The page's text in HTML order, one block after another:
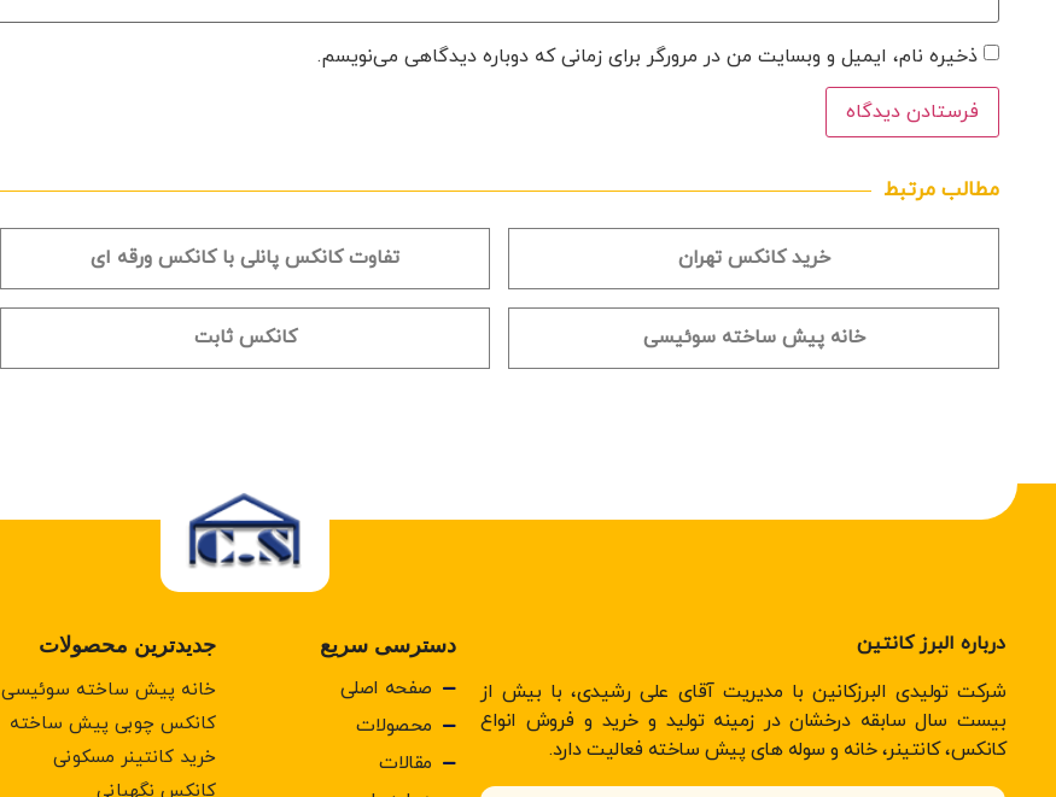
ذخیره نام، ایمیل و وبسایت من در مرورگر برای زمانی که دوباره دیدگاهی می‌نویسم.
مطالب مرتبط
خرید کانکس تهران تفاوت کانکس پانلی با کانکس ورقه ای
خانه پیش ساخته سوئیسی کانکس ثابت
درباره البرز کانتین
شرکت تولیدی البرزکانین با مدیریت آقای علی رشیدی، با بیش از
بیست سال سابقه درخشان در زمینه تولید و خرید و فروش انواع
کانکس، کانتینر، خانه و سوله های پیش ساخته فعالیت دارد.
دسترسی سریع
صفحه اصلی
محصولات
مقالات
جدیدترین محصولات
خانه پیش ساخته سوئیسی
کانکس چوبی پیش ساخته
خرید کانتینر مسکونی